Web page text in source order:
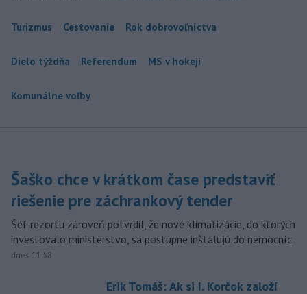
Turizmus Cestovanie Rok dobrovoľníctva
Dielo týždňa Referendum MS v hokeji
Komunálne voľby
Šaško chce v krátkom čase predstaviť
riešenie pre záchrankový tender
Šéf rezortu zároveň potvrdil, že nové klimatizácie, do ktorých
investovalo ministerstvo, sa postupne inštalujú do nemocníc.
dnes 11:58
Erik Tomáš: Ak si I. Korčok založí